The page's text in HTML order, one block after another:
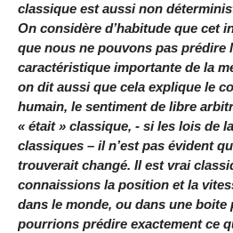
classique est aussi non
On considère d’habitude que cet
que nous ne pouvons pas prédire
caractéristique importante de la
on dit aussi que cela explique le
humain, le sentiment de libre
« était » classique, - si les lois de
classiques – il n’est pas évident
trouverait changé. Il est vrai
connaissions la position et la
dans le monde, ou dans une boite
pourrions prédire exactement ce